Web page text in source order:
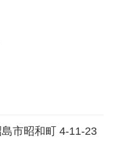
市昭和町 4-11-23